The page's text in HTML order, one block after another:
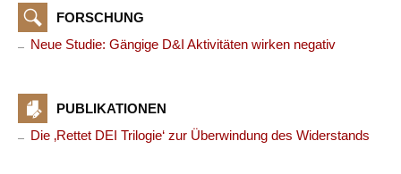
FORSCHUNG
Neue Studie: Gängige D&I Aktivitäten wirken negativ
PUBLIKATIONEN
Die ‚Rettet DEI Trilogie‘ zur Überwindung des Widerstands